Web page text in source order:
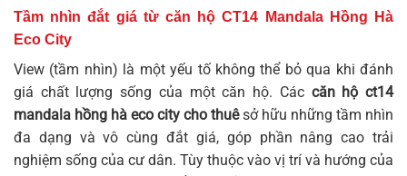
Tầm nhìn đắt giá từ căn hộ CT14 Mandala Hồng Hà
Eco City
View (tầm nhìn) là một yếu tố không thể bỏ qua khi đánh
giá chất lượng sống của một căn hộ. Các căn hộ ct14
mandala hồng hà eco city cho thuêsở hữu những tầm nhìn
đa dạng và vô cùng đắt giá, góp phần nâng cao trải
nghiệm sống của cư dân. Tùy thuộc vào vị trí và hướng của